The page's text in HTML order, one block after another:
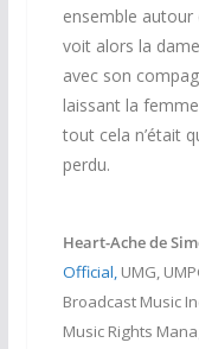
ensemble autour
voit alors la
avec son
laissant la
tout cela n’était
perdu.
Heart-Ache de
Official, UMG,
Broadcast Music
Music Rights